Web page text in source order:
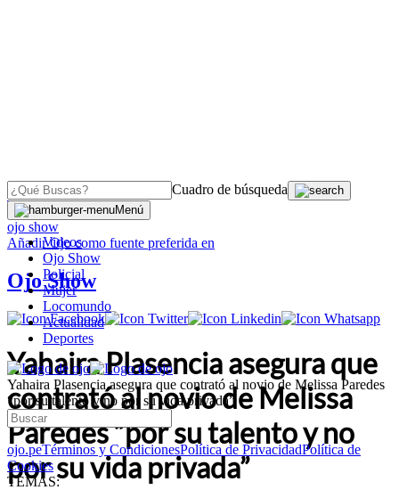
Cuadro de búsqueda
Menú
Videos
Ojo Show
Policial
Mujer
Locomundo
Actualidad
Deportes
Yahaira Plasencia asegura que contrató al novio de Melissa Paredes
“por su talento y no por su vida privada”
ojo.peTérminos y CondicionesPolítica de PrivacidadPolítica de
Cookies
TEMAS:
OJO
ojo show
AñadirOjocomo fuente preferida en
Ojo Show
Yahaira Plasencia asegura que
contrató al novio de Melissa
Paredes “por su talento y no
por su vida privada”